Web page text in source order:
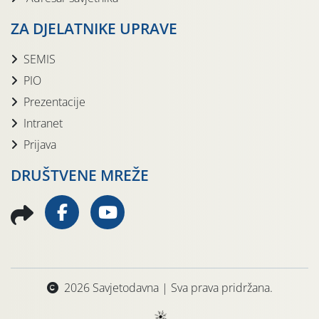
ZA DJELATNIKE UPRAVE
SEMIS
PIO
Prezentacije
Intranet
Prijava
DRUŠTVENE MREŽE
2026 Savjetodavna | Sva prava pridržana.